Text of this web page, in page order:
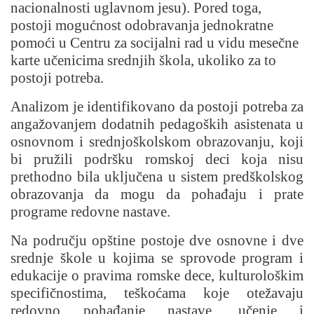
nacionalnosti uglavnom jesu). Pored toga,
postoji mogućnost odobravanja jednokratne
pomoći u Centru za socijalni rad u vidu mesečne
karte učenicima srednjih škola, ukoliko za to
postoji potreba.
Analizom je identifikovano da postoji potreba za
angažovanjem dodatnih pedagoških asistenata u
osnovnom i srednjoškolskom obrazovanju, koji
bi pružili podršku romskoj deci koja nisu
prethodno bila uključena u sistem predškolskog
obrazovanja da mogu da pohađaju i prate
programe redovne nastave.
Na području opštine postoje dve osnovne i dve
srednje škole u kojima se sprovode program i
edukacije o pravima romske dece, kulturološkim
specifičnostima, teškoćama koje otežavaju
redovno pohađanje nastave, učenje i